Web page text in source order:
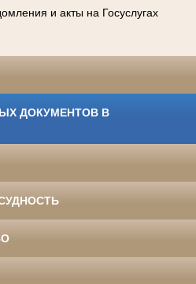
и акты на Госуслугах
ДОКУМЕНТОВ В